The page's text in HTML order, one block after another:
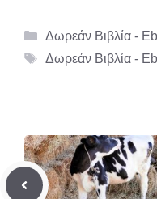
Κατηγορίες
Δωρεάν Βιβλία -
Ετικέτες
Δωρεάν Βιβλία -